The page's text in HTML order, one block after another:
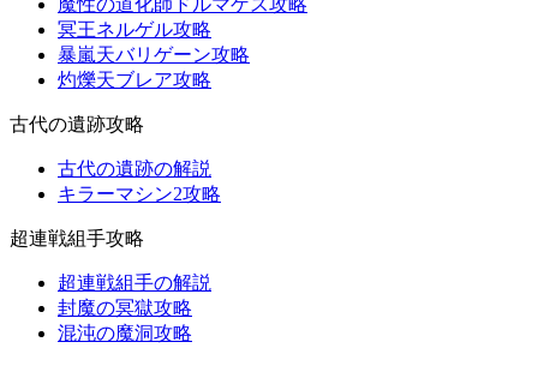
魔性の道化師ドルマゲス攻略
冥王ネルゲル攻略
暴嵐天バリゲーン攻略
灼爍天ブレア攻略
古代の遺跡攻略
古代の遺跡の解説
キラーマシン2攻略
超連戦組手攻略
超連戦組手の解説
封魔の冥獄攻略
混沌の魔洞攻略